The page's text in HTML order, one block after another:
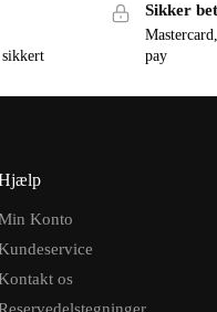
Sikker
pay
Konto
os